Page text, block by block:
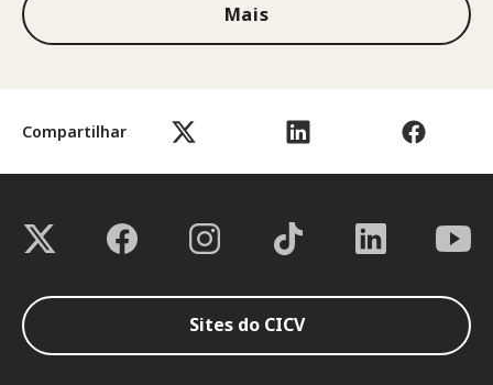
Compartilhar
Mais
Sites do CICV